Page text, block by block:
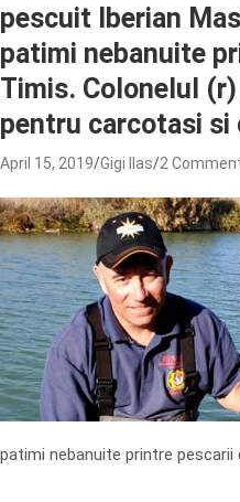
pescuit Iberian
patimi nebanuite
Timis. Colonelul
pentru carcotasi
April 15, 2019 Gigi Ilas 2
patimi nebanuite printre pescarii